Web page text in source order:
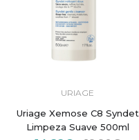
URIAGE
Uriage Xemose C8 Syndet
Limpeza Suave 500ml